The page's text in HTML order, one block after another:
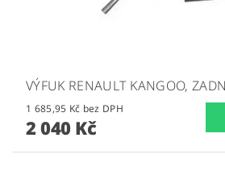
VÝFUK RENAULT KANGOO,
1 685,95 Kč bez DPH
2 040 Kč